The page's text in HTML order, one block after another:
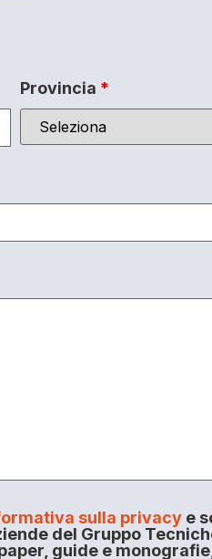
Provincia *
sulla privacye
del Gruppo
guide e